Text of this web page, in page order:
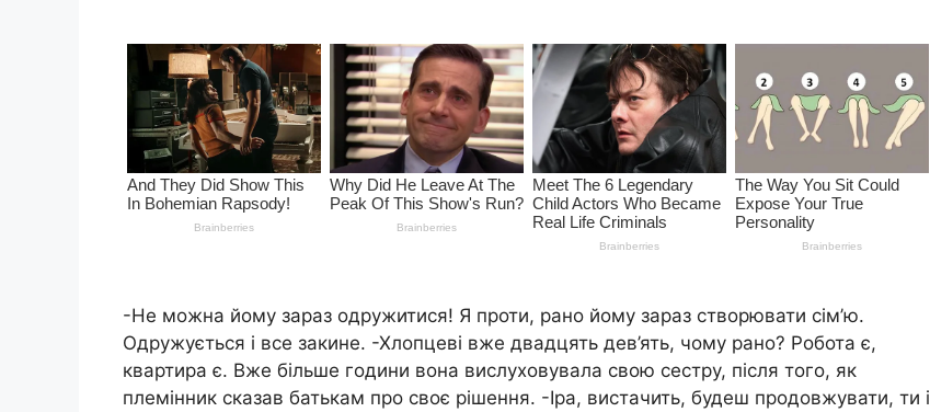
-Не можна йому зараз одружитися! Я проти, рано йому зараз створювати сім’ю.
Одружується і все закине. -Хлопцеві вже двадцять дев’ять, чому рано? Робота є,
квартира є. Вже більше години вона вислуховувала свою сестру, після того, як
племінник сказав батькам про своє рішення. -Іра, вистачить, будеш продовжувати, ти і